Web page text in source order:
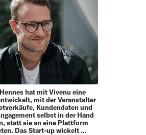
hat mit Vivenu eine
mit der Veranstalter
Kundendaten und
selbst in der Hand
statt sie an eine Plattform
Das Start-up wickelt …